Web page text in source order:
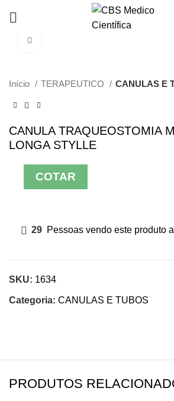
Início TERAPEUTICO CANULAS E
CANULA TRAQUEOSTOMIA
LONGA STYLLE
COTAR
29 Pessoas vendo este produto
SKU: 1634
Categoria: CANULAS E TUBOS
PRODUTOS